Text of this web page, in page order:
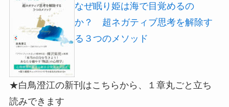
なぜ眠り姫は海で目覚めるの
か？ 超ネガティブ思考を解除す
る３つのメソッド
★白鳥澄江の新刊はこちらから、１章丸ごと立ち
読みできます